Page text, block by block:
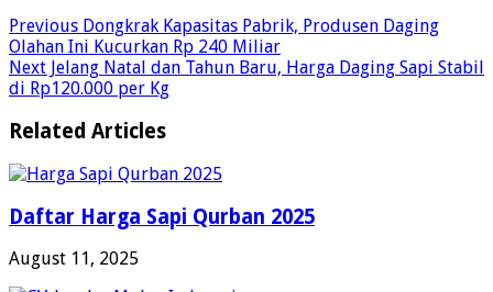
Previous Dongkrak Kapasitas Pabrik, Produsen Daging
Olahan Ini Kucurkan Rp 240 Miliar
Next Jelang Natal dan Tahun Baru, Harga Daging Sapi Stabil
di Rp120.000 per Kg
Related Articles
Daftar Harga Sapi Qurban 2025
August 11, 2025